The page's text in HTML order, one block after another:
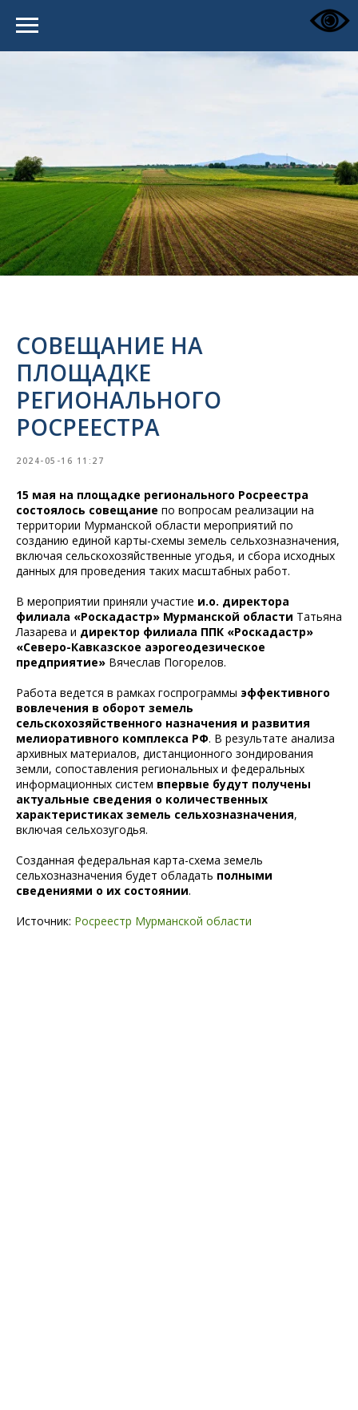
СОВЕЩАНИЕ НА
ПЛОЩАДКЕ
РЕГИОНАЛЬНОГО
РОСРЕЕСТРА
2024-05-16 11:27
15 мая на площадке регионального Росреестра
состоялось совещание по вопросам реализации на
территории Мурманской области мероприятий по
созданию единой карты-схемы земель сельхозназначения,
включая сельскохозяйственные угодья, и сбора исходных
данных для проведения таких масштабных работ.
В мероприятии приняли участие и.о. директора
филиала «Роскадастр» Мурманской области Татьяна
Лазарева и директор филиала ППК «Роскадастр»
«Северо-Кавказское аэрогеодезическое
предприятие» Вячеслав Погорелов.
Работа ведется в рамках госпрограммы эффективного
вовлечения в оборот земель
сельскохозяйственного назначения и развития
мелиоративного комплекса РФ. В результате анализа
архивных материалов, дистанционного зондирования
земли, сопоставления региональных и федеральных
информационных систем впервые будут получены
актуальные сведения о количественных
характеристиках земель сельхозназначения,
включая сельхозугодья.
Созданная федеральная карта-схема земель
сельхозназначения будет обладать полными
сведениями о их состоянии.
Источник: Росреестр Мурманской области